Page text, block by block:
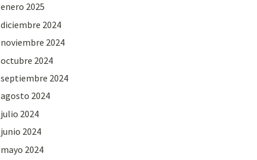
enero 2025
diciembre 2024
noviembre 2024
octubre 2024
septiembre 2024
agosto 2024
julio 2024
junio 2024
mayo 2024